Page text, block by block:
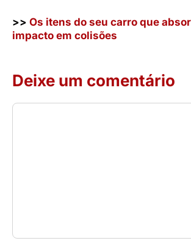
>> Os itens do seu carro que
impacto em colisões
Deixe um comentário
Comentário